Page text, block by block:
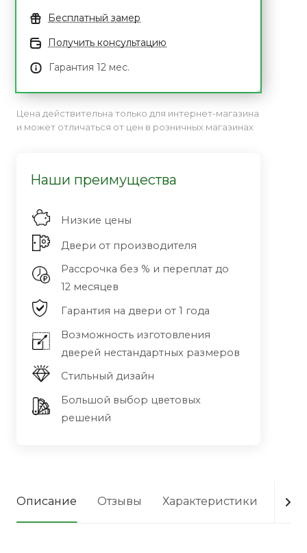
Бесплатный замер
Получить консультацию
Гарантия 12 мес.
Цена действительна только для интернет-магазина
и может отличаться от цен в розничных магазинах
Наши преимущества
Низкие цены
Двери от производителя
Рассрочка без % и переплат до
12 месяцев
Гарантия на двери от 1 года
Возможность изготовления
дверей нестандартных размеров
Стильный дизайн
Большой выбор цветовых
решений
Описание Отзывы Характеристики